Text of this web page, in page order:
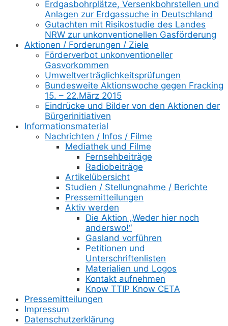
Erdgasbohrplätze, Versenkbohrstellen und
Anlagen zur Erdgassuche in Deutschland
Gutachten mit Risikostudie des Landes
NRW zur unkonventionellen Gasförderung
Aktionen / Forderungen / Ziele
Förderverbot unkonventioneller
Gasvorkommen
Umweltverträglichkeitsprüfungen
Bundesweite Aktionswoche gegen Fracking
15. – 22.März 2015
Eindrücke und Bilder von den Aktionen der
Bürgerinitiativen
Informationsmaterial
Nachrichten / Infos / Filme
Mediathek und Filme
Fernsehbeiträge
Radiobeiträge
Artikelübersicht
Studien / Stellungnahme / Berichte
Pressemitteilungen
Aktiv werden
Die Aktion „Weder hier noch
anderswo!“
Gasland vorführen
Petitionen und
Unterschriftenlisten
Materialien und Logos
Kontakt aufnehmen
Know TTIP Know CETA
Pressemitteilungen
Impressum
Datenschutzerklärung